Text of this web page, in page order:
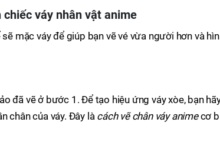
váy nhân vật anime
mặc váy để giúp bạn vẽ vé vừa người hơn và
đã vẽ ở bước 1. Để tạo hiệu ứng váy xòe, bạn
chân của váy. Đây làcách vẽ chân váy animecơ